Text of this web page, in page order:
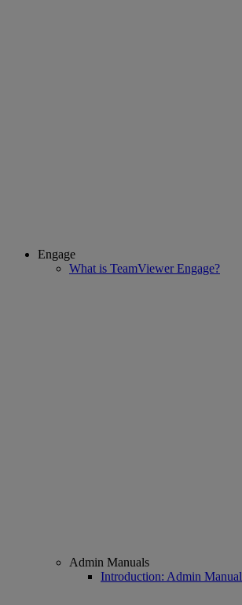
Engage
What is TeamViewer Engage?
Admin Manuals
Introduction: Admin Manual